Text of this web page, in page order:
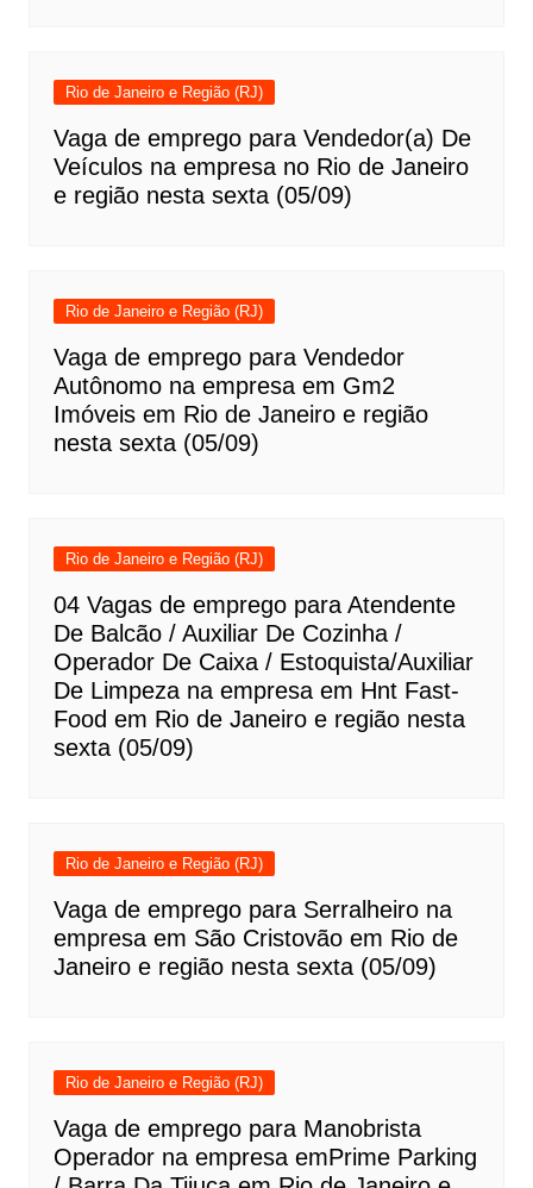
Rio de Janeiro e Região (RJ)
Vaga de emprego para Vendedor(a) De
Veículos na empresa no Rio de Janeiro
e região nesta sexta (05/09)
Rio de Janeiro e Região (RJ)
Vaga de emprego para Vendedor
Autônomo na empresa em Gm2
Imóveis em Rio de Janeiro e região
nesta sexta (05/09)
Rio de Janeiro e Região (RJ)
04 Vagas de emprego para Atendente
De Balcão / Auxiliar De Cozinha /
Operador De Caixa / Estoquista/Auxiliar
De Limpeza na empresa em Hnt Fast-
Food em Rio de Janeiro e região nesta
sexta (05/09)
Rio de Janeiro e Região (RJ)
Vaga de emprego para Serralheiro na
empresa em São Cristovão em Rio de
Janeiro e região nesta sexta (05/09)
Rio de Janeiro e Região (RJ)
Vaga de emprego para Manobrista
Operador na empresa emPrime Parking